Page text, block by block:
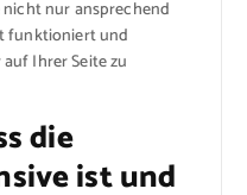
nur ansprechend
funktioniert und
Ihrer Seite zu
die
ist und